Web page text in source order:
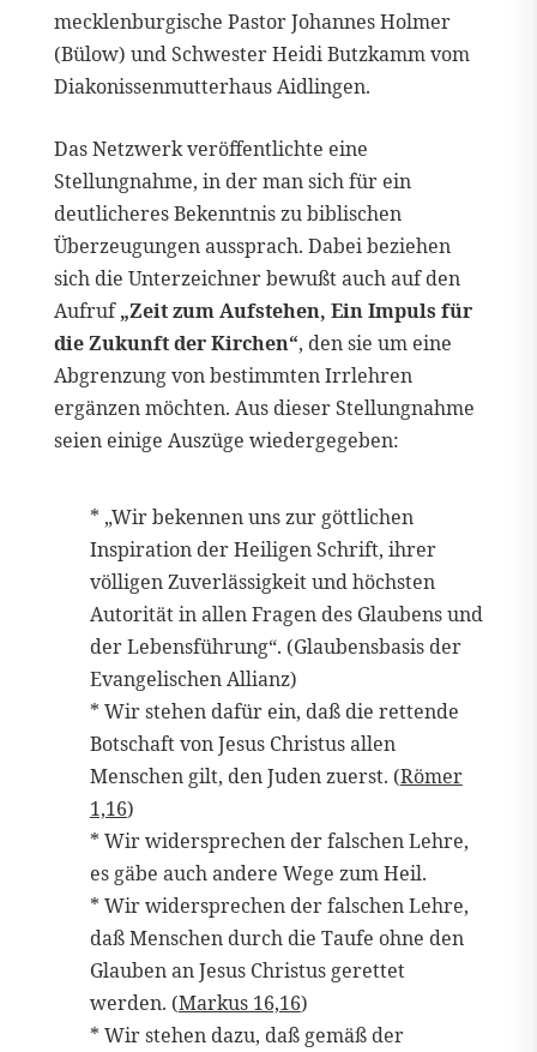
mecklenburgische Pastor Johannes Holmer
(Bülow) und Schwester Heidi Butzkamm vom
Diakonissenmutterhaus Aidlingen.
Das Netzwerk veröffentlichte eine
Stellungnahme, in der man sich für ein
deutlicheres Bekenntnis zu biblischen
Überzeugungen aussprach. Dabei beziehen
sich die Unterzeichner bewußt auch auf den
Aufruf„Zeit zum Aufstehen, Ein Impuls für
die Zukunft der Kirchen“, den sie um eine
Abgrenzung von bestimmten Irrlehren
ergänzen möchten. Aus dieser Stellungnahme
seien einige Auszüge wiedergegeben:
* „Wir bekennen uns zur göttlichen
Inspiration der Heiligen Schrift, ihrer
völligen Zuverlässigkeit und höchsten
Autorität in allen Fragen des Glaubens und
der Lebensführung“. (Glaubensbasis der
Evangelischen Allianz)
* Wir stehen dafür ein, daß die rettende
Botschaft von Jesus Christus allen
Menschen gilt, den Juden zuerst. (Römer
1,16)
* Wir widersprechen der falschen Lehre,
es gäbe auch andere Wege zum Heil.
* Wir widersprechen der falschen Lehre,
daß Menschen durch die Taufe ohne den
Glauben an Jesus Christus gerettet
werden. (Markus 16,16)
* Wir stehen dazu, daß gemäß der